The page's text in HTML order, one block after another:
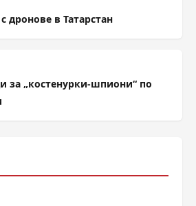
дронове в Татарстан
за „костенурки-шпиони“ по